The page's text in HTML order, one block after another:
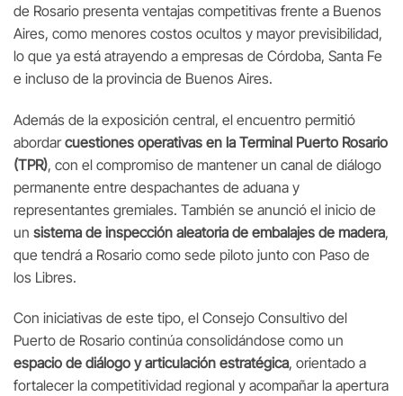
de Rosario presenta ventajas competitivas frente a Buenos
Aires, como menores costos ocultos y mayor previsibilidad,
lo que ya está atrayendo a empresas de Córdoba, Santa Fe
e incluso de la provincia de Buenos Aires.
Además de la exposición central, el encuentro permitió
abordarcuestiones operativas en la Terminal Puerto Rosario
(TPR), con el compromiso de mantener un canal de diálogo
permanente entre despachantes de aduana y
representantes gremiales. También se anunció el inicio de
un sistema de inspección aleatoria de embalajes de madera,
que tendrá a Rosario como sede piloto junto con Paso de
los Libres.
Con iniciativas de este tipo, el Consejo Consultivo del
Puerto de Rosario continúa consolidándose como un
espacio de diálogo y articulación estratégica, orientado a
fortalecer la competitividad regional y acompañar la apertura